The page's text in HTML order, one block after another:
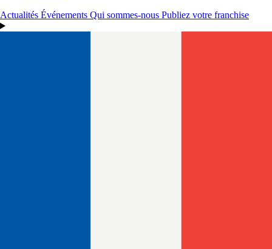
Actualités Événements Qui sommes-nous Publiez votre franchise